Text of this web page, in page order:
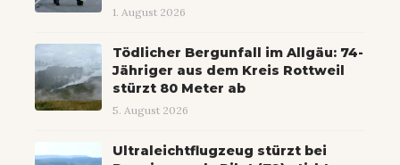
1. August 2026
Tödlicher Bergunfall im Allgäu: 74-
Jähriger aus dem Kreis Rottweil
stürzt 80 Meter ab
5. August 2026
Ultraleichtflugzeug stürzt bei